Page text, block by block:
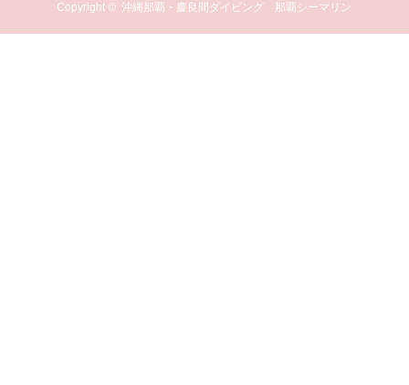
Copyright ©沖縄那覇・慶良間ダイビング 那覇シーマリン